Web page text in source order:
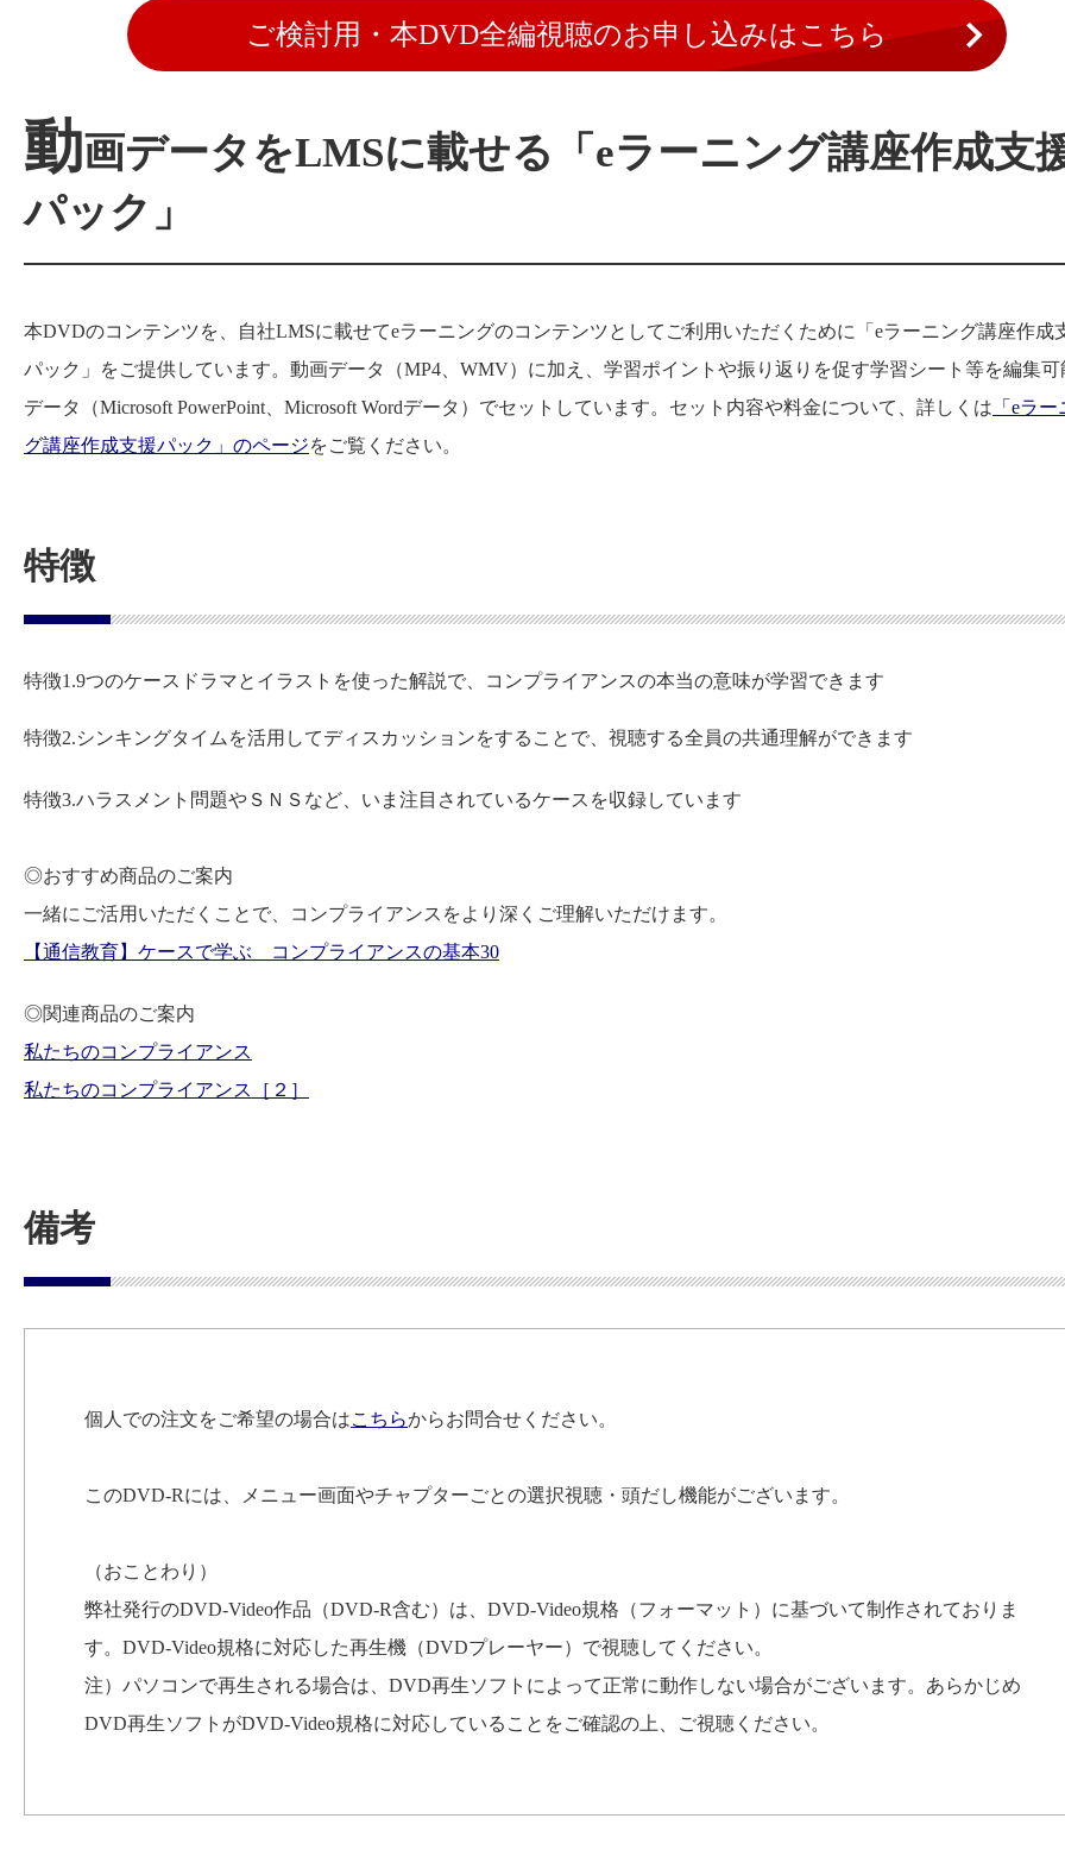
ご検討用・本DVD全編視聴のお申し込みはこちら
動画データをLMSに載せる「eラーニング講座作成支
パック」
本DVDのコンテンツを、自社LMSに載せてeラーニングのコンテンツとしてご利用いただくために「eラーニング講座作成
パック」をご提供しています。動画データ（MP4、WMV）に加え、学習ポイントや振り返りを促す学習シート等を編集可
データ（Microsoft PowerPoint、Microsoft Wordデータ）でセットしています。セット内容や料金について、詳しくは 「eラ
グ講座作成支援パック」のページをご覧ください。
特徴
特徴1.9つのケースドラマとイラストを使った解説で、コンプライアンスの本当の意味が学習できます
特徴2.シンキングタイムを活用してディスカッションをすることで、視聴する全員の共通理解ができます
特徴3.ハラスメント問題やＳＮＳなど、いま注目されているケースを収録しています
◎おすすめ商品のご案内
一緒にご活用いただくことで、コンプライアンスをより深くご理解いただけます。
【通信教育】ケースで学ぶ コンプライアンスの基本30
◎関連商品のご案内
私たちのコンプライアンス
私たちのコンプライアンス［２］
備考
個人での注文をご希望の場合はこちらからお問合せください。
このDVD-Rには、メニュー画面やチャプターごとの選択視聴・頭だし機能がございます。
（おことわり）
弊社発行のDVD-Video作品（DVD-R含む）は、DVD-Video規格（フォーマット）に基づいて制作されておりま
す。DVD-Video規格に対応した再生機（DVDプレーヤー）で視聴してください。
注）パソコンで再生される場合は、DVD再生ソフトによって正常に動作しない場合がございます。あらかじめ
DVD再生ソフトがDVD-Video規格に対応していることをご確認の上、ご視聴ください。